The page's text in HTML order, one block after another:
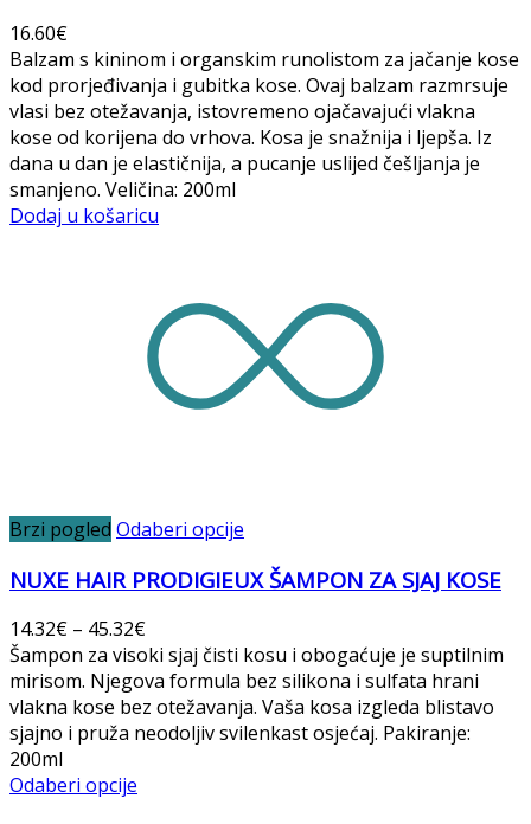
16.60€
Balzam s kininom i organskim runolistom za jačanje kose
kod prorjeđivanja i gubitka kose. Ovaj balzam razmrsuje
vlasi bez otežavanja, istovremeno ojačavajući vlakna
kose od korijena do vrhova. Kosa je snažnija i ljepša. Iz
dana u dan je elastičnija, a pucanje uslijed češljanja je
smanjeno. Veličina: 200ml
Dodaj u košaricu
Brzi pogled Odaberi opcije
NUXE HAIR PRODIGIEUX ŠAMPON ZA SJAJ KOSE
14.32€ – 45.32€
Šampon za visoki sjaj čisti kosu i obogaćuje je suptilnim
mirisom. Njegova formula bez silikona i sulfata hrani
vlakna kose bez otežavanja. Vaša kosa izgleda blistavo
sjajno i pruža neodoljiv svilenkast osjećaj. Pakiranje:
200ml
Odaberi opcije